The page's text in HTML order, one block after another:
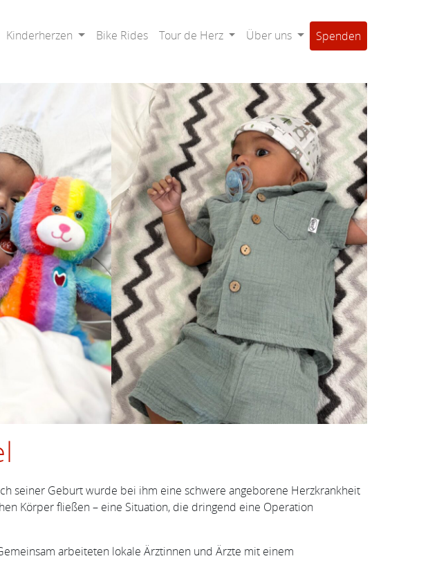
Kinderherzen Bike Rides Tour de Herz Über uns Spenden
seiner Geburt wurde bei ihm eine schwere angeborene Herzkrankheit
Körper fließen – eine Situation, die dringend eine Operation
arbeiteten lokale Ärztinnen und Ärzte mit einem